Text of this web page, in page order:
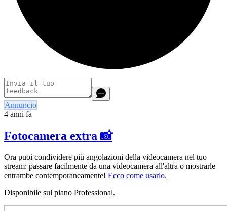
Annuncio
4 anni fa
Fotocamera extra 📸
Ora puoi condividere più angolazioni della videocamera nel tuo
stream: passare facilmente da una videocamera all'altra o mostrarle
entrambe contemporaneamente! Ecco come usarlo.
Disponibile sul piano Professional.